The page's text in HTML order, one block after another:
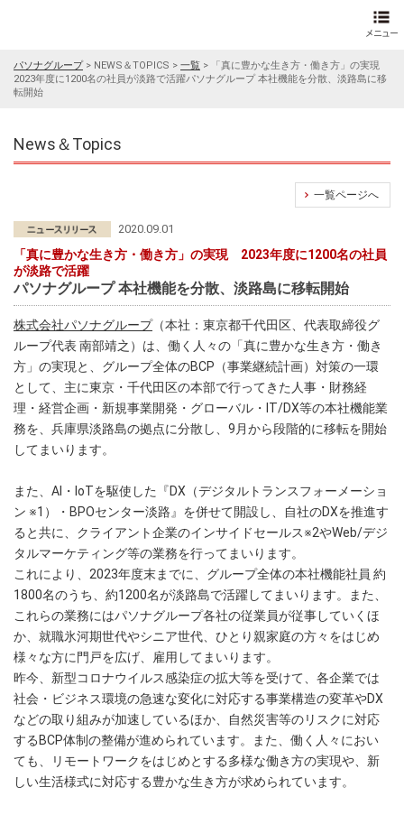
パソナグループ> NEWS＆TOPICS > 一覧 >
「真に豊かな生き方・働き方」の実現
2023年度に1200名の社員が淡路で活躍パソナグループ 本社機能を分散、淡路島に移
転開始
News＆Topics
一覧ページへ
2020.09.01
「真に豊かな生き方・働き方」の実現 2023年度に1200名の社員
が淡路で活躍
パソナグループ 本社機能を分散、淡路島に移転開始
株式会社パソナグループ（本社：東京都千代田区、代表取締役グ
ループ代表 南部靖之）は、働く人々の「真に豊かな生き方・働き
方」の実現と、グループ全体のBCP（事業継続計画）対策の一環
として、主に東京・千代田区の本部で行ってきた人事・財務経
理・経営企画・新規事業開発・グローバル・IT/DX等の本社機能業
務を、兵庫県淡路島の拠点に分散し、9月から段階的に移転を開始
してまいります。
また、AI・IoTを駆使した『DX（デジタルトランスフォーメーショ
ン ※1）・BPOセンター淡路』を併せて開設し、自社のDXを推進す
ると共に、クライアント企業のインサイドセールス※2やWeb/デジ
タルマーケティング等の業務を行ってまいります。
これにより、2023年度末までに、グループ全体の本社機能社員 約
1800名のうち、約1200名が淡路島で活躍してまいります。また、
これらの業務にはパソナグループ各社の従業員が従事していくほ
か、就職氷河期世代やシニア世代、ひとり親家庭の方々をはじめ
様々な方に門戸を広げ、雇用してまいります。
昨今、新型コロナウイルス感染症の拡大等を受けて、各企業では
社会・ビジネス環境の急速な変化に対応する事業構造の変革やDX
などの取り組みが加速しているほか、自然災害等のリスクに対応
するBCP体制の整備が進められています。また、働く人々におい
ても、リモートワークをはじめとする多様な働き方の実現や、新
しい生活様式に対応する豊かな生き方が求められています。